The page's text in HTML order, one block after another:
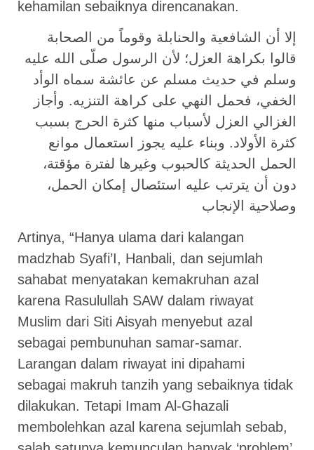
kehamilan sebaiknya direncanakan.
إلا أن الشافعية والحنابلة وقوماً من الصحابة
قالوا بكراهة العزل؛ لأن الرسول صلّى الله عليه
وسلم في حديث مسلم عن عائشة سماه الوأد
الخفي، فحمل النهي على كراهة التنزيه. وأجاز
الغزالي العزل لأسباب منها كثرة الحرج بسبب
كثرة الأولاد. وبناء عليه يجوز استعمال موانع
الحمل الحديثة كالحبوب وغيرها لفترة مؤقتة،
دون أن يترتب عليه استئصال إمكان الحمل،
وصلاحية الإنجاب
Artinya, “Hanya ulama dari kalangan
madzhab Syafi’I, Hanbali, dan sejumlah
sahabat menyatakan kemakruhan azal
karena Rasulullah SAW dalam riwayat
Muslim dari Siti Aisyah menyebut azal
sebagai pembunuhan samar-samar.
Larangan dalam riwayat ini dipahami
sebagai makruh tanzih yang sebaiknya tidak
dilakukan. Tetapi Imam Al-Ghazali
membolehkan azal karena sejumlah sebab,